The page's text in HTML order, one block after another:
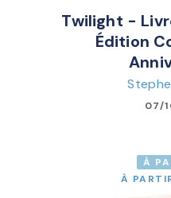
Twilight -
Édition
07/
À
À